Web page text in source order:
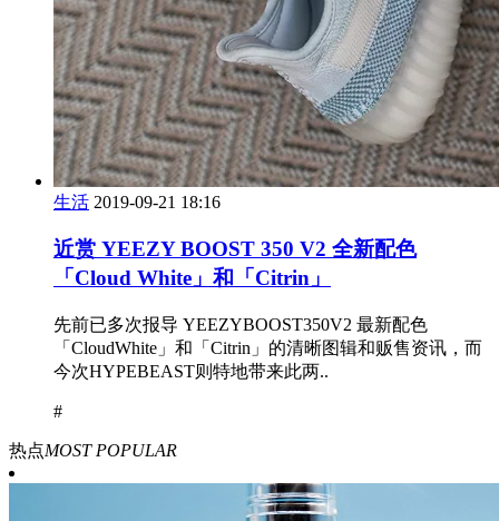
生活 2019-09-21 18:16
近赏 YEEZY BOOST 350 V2 全新配色
「Cloud White」和「Citrin」
先前已多次报导 YEEZYBOOST350V2 最新配色
「CloudWhite」和「Citrin」的清晰图辑和贩售资讯，而
今次HYPEBEAST则特地带来此两..
#
热点MOST POPULAR